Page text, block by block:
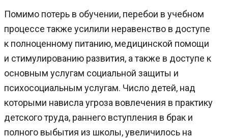
Помимо потерь в обучении, перебои в учебном
процессе также усилили неравенство в доступе
к полноценному питанию, медицинской помощи
и стимулированию развития, а также в доступе к
основным услугам социальной защиты и
психосоциальным услугам. Число детей, над
которыми нависла угроза вовлечения в практику
детского труда, раннего вступления в брак и
полного выбытия из школы, увеличилось на